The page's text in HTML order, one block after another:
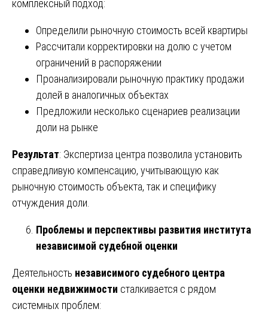
комплексный подход:
Определили рыночную стоимость всей квартиры
Рассчитали корректировки на долю с учетом
ограничений в распоряжении
Проанализировали рыночную практику продажи
долей в аналогичных объектах
Предложили несколько сценариев реализации
доли на рынке
Результат: Экспертиза центра позволила установить
справедливую компенсацию, учитывающую как
рыночную стоимость объекта, так и специфику
отчуждения доли.
Проблемы и перспективы развития института
независимой судебной оценки
Деятельность независимого судебного центра
оценки недвижимости сталкивается с рядом
системных проблем: